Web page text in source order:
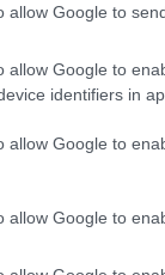
allow Google to
allow Google to
identifiers in
allow Google to
allow Google to
40
signed
AI, energy,